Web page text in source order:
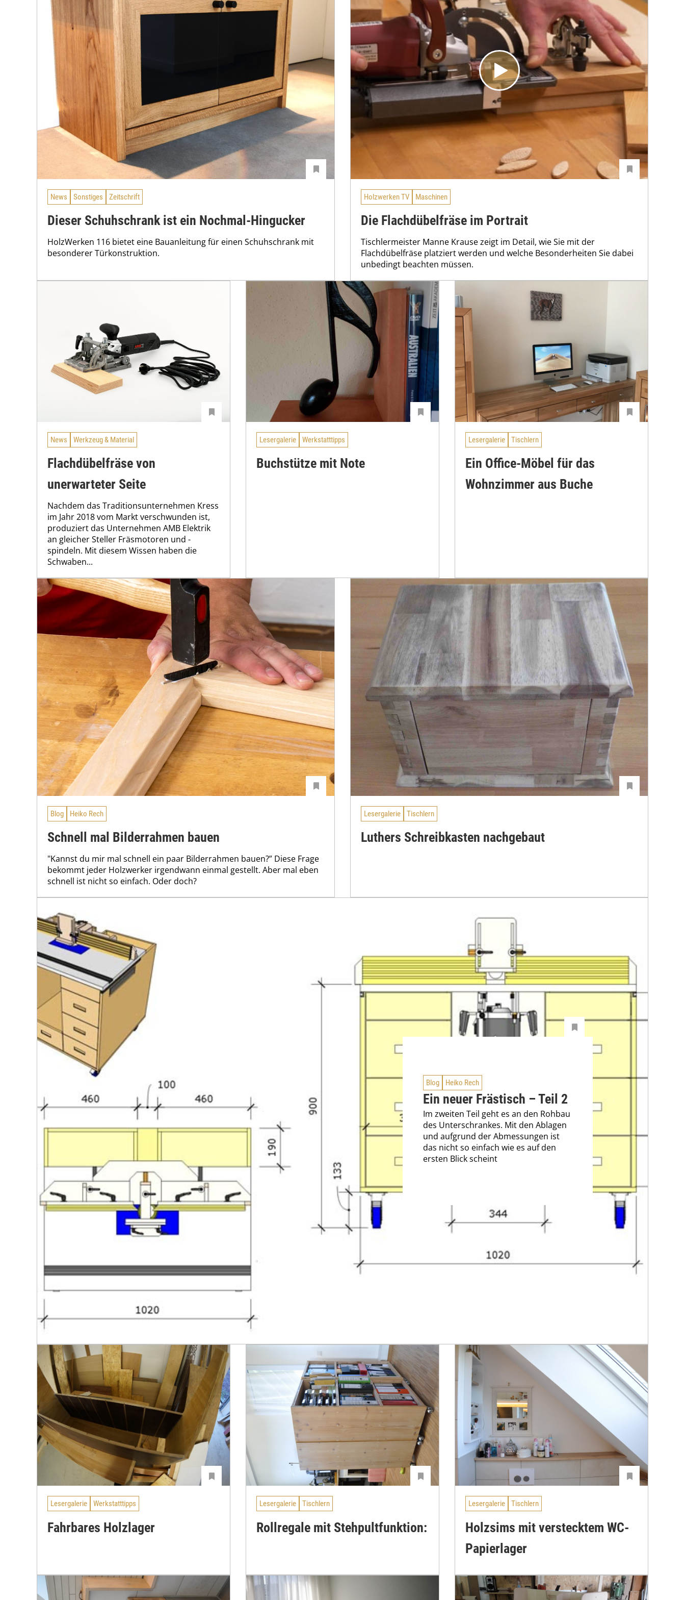
News Sonstiges Zeitschrift
Dieser Schuhschrank ist ein Nochmal-Hingucker
HolzWerken 116 bietet eine Bauanleitung für einen Schuhschrank mit
besonderer Türkonstruktion.
Holzwerken TV Maschinen
Die Flachdübelfräse im Portrait
Tischlermeister Manne Krause zeigt im Detail, wie Sie mit der
Flachdübelfräse platziert werden und welche Besonderheiten Sie dabei
unbedingt beachten müssen.
News Werkzeug & Material
Flachdübelfräse von
unerwarteter Seite
Nachdem das Traditionsunternehmen Kress
im Jahr 2018 vom Markt verschwunden ist,
produziert das Unternehmen AMB Elektrik
an gleicher Steller Fräsmotoren und -
spindeln. Mit diesem Wissen haben die
Schwaben...
Lesergalerie Werkstatttipps
Buchstütze mit Note
Lesergalerie Tischlern
Ein Office-Möbel für das
Wohnzimmer aus Buche
Blog Heiko Rech
Schnell mal Bilderrahmen bauen
"Kannst du mir mal schnell ein paar Bilderrahmen bauen?” Diese Frage
bekommt jeder Holzwerker irgendwann einmal gestellt. Aber mal eben
schnell ist nicht so einfach. Oder doch?
Lesergalerie Tischlern
Luthers Schreibkasten nachgebaut
Blog Heiko Rech
Ein neuer Frästisch – Teil 2
Im zweiten Teil geht es an den Rohbau
des Unterschrankes. Mit den Ablagen
und aufgrund der Abmessungen ist
das nicht so einfach wie es auf den
ersten Blick scheint
Lesergalerie Werkstatttipps
Fahrbares Holzlager
Lesergalerie Tischlern
Rollregale mit Stehpultfunktion:
Lesergalerie Tischlern
Holzsims mit verstecktem WC-
Papierlager